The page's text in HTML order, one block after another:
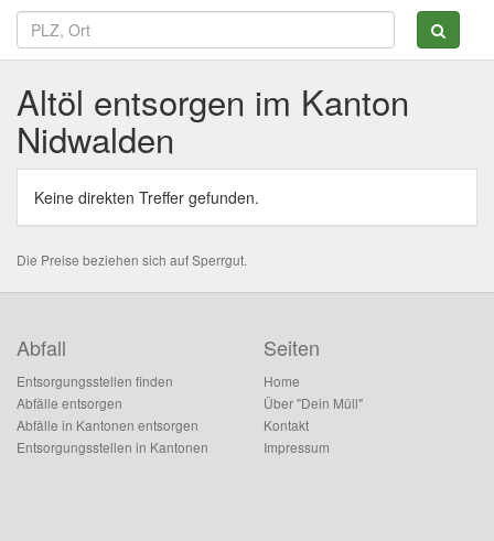
Altöl entsorgen im Kanton
Nidwalden
Keine direkten Treffer gefunden.
Die Preise beziehen sich auf Sperrgut.
Abfall
Entsorgungsstellen finden
Abfälle entsorgen
Abfälle in Kantonen entsorgen
Entsorgungsstellen in Kantonen
Seiten
Home
Über "Dein Müll"
Kontakt
Impressum